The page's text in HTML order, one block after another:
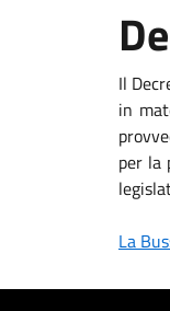
Il
in
per la
La